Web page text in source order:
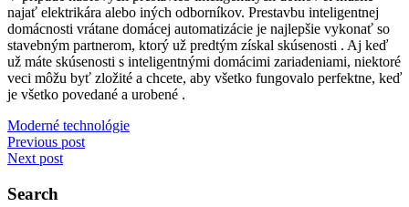
najať elektrikára alebo iných odborníkov. Prestavbu inteligentnej
domácnosti vrátane domácej automatizácie je najlepšie vykonať so
stavebným partnerom, ktorý už predtým získal skúsenosti . Aj keď
už máte skúsenosti s inteligentnými domácimi zariadeniami, niektoré
veci môžu byť zložité a chcete, aby všetko fungovalo perfektne, keď
je všetko povedané a urobené .
Moderné technológie
Navigácia
v
článku
Previous post
Next post
Search